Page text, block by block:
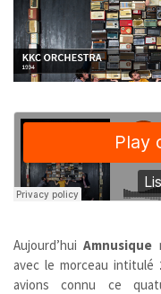
Aujourd’huiAmnusique
avec le morceau intitulé
avions connu ce